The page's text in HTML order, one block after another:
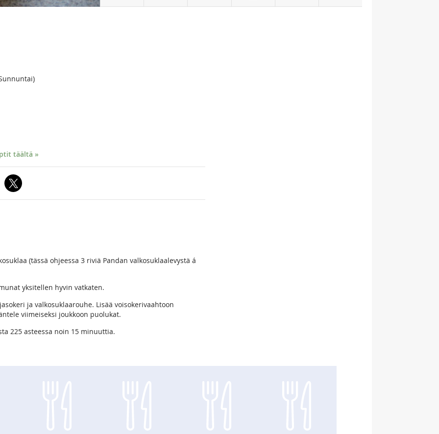
täältä »
(tässä ohjeessa 3 riviä Pandan valkosuklaalevystä á
yksitellen hyvin vatkaten.
ja valkosuklaarouhe. Lisää voisokerivaahtoon
viimeiseksi joukkoon puolukat.
225 asteessa noin 15 minuuttia.